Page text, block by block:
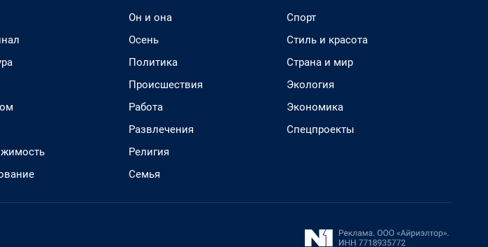
Он и она
Осень
Политика
Происшествия
Работа
Развлечения
Религия
Семья
Спорт
Стиль и красота
Страна и мир
Экология
Экономика
Спецпроекты